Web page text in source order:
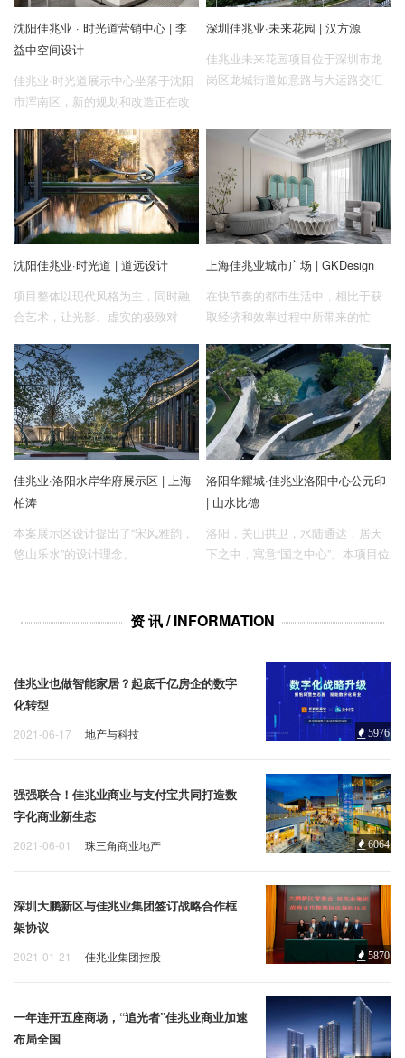
沈阳佳兆业 · 时光道营销中心 | 李
益中空间设计
佳兆业·时光道展示中心坐落于沈阳
市浑南区，新的规划和改造正在改
展中，沈阳是一个创立过赫赫战绩
的“老兵”，为国家的现代化建设做出
了巨大的贡献。而随着新一轮工业
革命的展开及高新技术产业的兴
起，由创新所引领的新技术发展，
成为沈阳经济增长的新动力。
深圳佳兆业·未来花园 | 汉方源
佳兆业未来花园项目位于深圳市龙
岗区龙城街道如意路与大运路交汇
新的的城市印象的愿景，为居住空
间带来融于日常、高于日常、引领
未来城市空间映像。
沈阳佳兆业·时光道 | 道远设计
项目整体以现代风格为主，同时融
合艺术，让光影、虚实的极致对
质与美学格调。
上海佳兆业城市广场 | GKDesign
在快节奏的都市生活中，相比于获
取经济和效率过程中所带来的忙
愈，则显得尤为可贵。
佳兆业·洛阳水岸华府展示区 | 上海
柏涛
本案展示区设计提出了“宋风雅韵，
悠山乐水”的设计理念。
洛阳华耀城·佳兆业洛阳中心公元印
| 山水比德
洛阳，关山拱卫，水陆通达，居天
下之中，寓意“国之中心”。本项目位
中心之上再造中心，打造洛阳中心
——新“印”迹计划，结合现代诠释传
统的设计理念，将洛阳的文化精神
注入景观设计之中。
资 讯 / INFORMATION
佳兆业也做智能家居？起底千亿房企的数字
化转型
2021-06-17 地产与科技 5976
强强联合！佳兆业商业与支付宝共同打造数
字化商业新生态
2021-06-01 珠三角商业地产 6064
深圳大鹏新区与佳兆业集团签订战略合作框
架协议
2021-01-21 佳兆业集团控股 5870
一年连开五座商场，“追光者”佳兆业商业加速
布局全国